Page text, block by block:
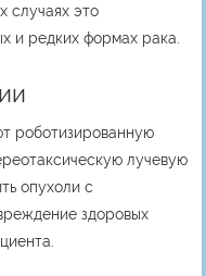
случаях это
и редких формах рака.
роботизированную
лучевую
опухоли с
здоровых